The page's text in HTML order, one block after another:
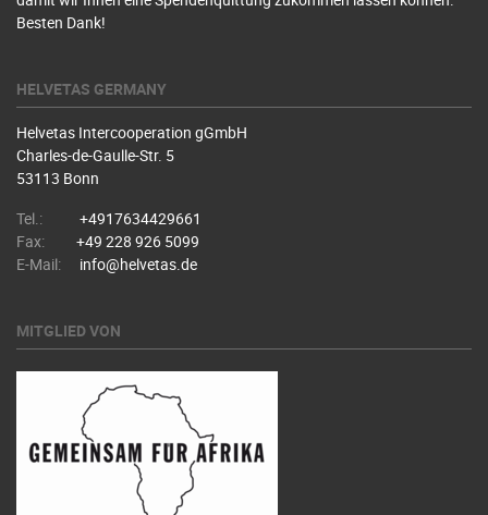
Besten Dank!
HELVETAS GERMANY
Helvetas Intercooperation gGmbH
Charles-de-Gaulle-Str. 5
53113 Bonn
Tel.:
+4917634429661
Fax:
+49 228 926 5099
E-Mail:
info@helvetas.de
MITGLIED VON